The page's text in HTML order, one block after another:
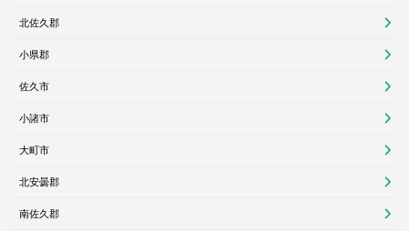
北佐久郡
小県郡
佐久市
小諸市
大町市
北安曇郡
南佐久郡